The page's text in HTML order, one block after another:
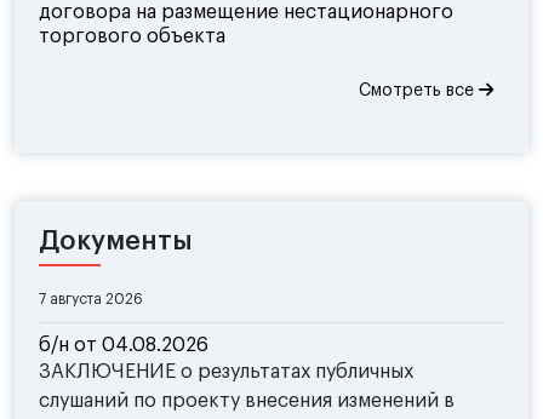
договора на размещение нестационарного
торгового объекта
Смотреть все
Документы
7 августа 2026
б/н от 04.08.2026
ЗАКЛЮЧЕНИЕ о результатах публичных
слушаний по проекту внесения изменений в